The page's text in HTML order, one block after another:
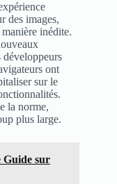
des images,
inédite.
développeurs
ont
sur le
la norme,
plus large.
Guide sur